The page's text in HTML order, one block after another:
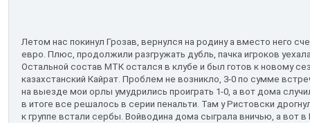
Летом нас покинул Грозав, вернулся на родину а вместо него
евро. Плюс, продолжили разгружать дубль, пачка игроков
Остальной состав МТК остался в клубе и был готов к новому
казахстанский Кайрат. Проблем не возникло, 3-0 по сумме
на выезде мои орлы умудрились проиграть 1-0, а вот дома
в итоге все решалось в серии пенальти. Там у Ристовски
к группе встали сербы. Войводина дома сыграла вничью, а вот в